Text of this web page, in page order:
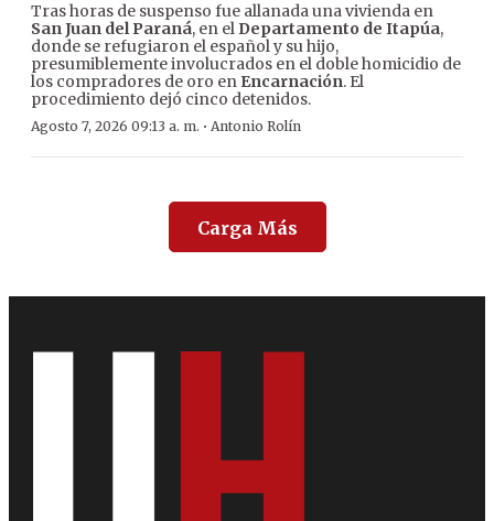
Tras horas de suspenso fue allanada una vivienda en
San Juan del Paraná, en el Departamento de Itapúa,
donde se refugiaron el español y su hijo,
presumiblemente involucrados en el doble homicidio de
los compradores de oro en Encarnación. El
procedimiento dejó cinco detenidos.
Agosto 7, 2026 09:13 a. m. · Antonio Rolín
Carga Más